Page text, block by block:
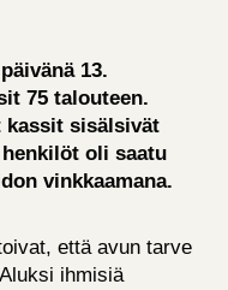
13.
75 talouteen.
kassit sisälsivät
oli saatu
vinkkaamana.
että avun tarve
ihmisiä